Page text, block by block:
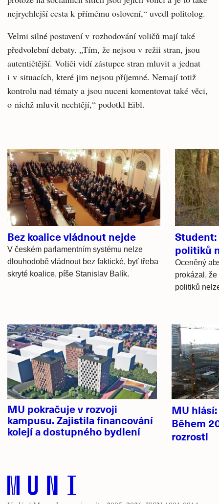
nejrychlejší cesta k přímému oslovení,“ uvedl politolog.
Velmi silné postavení v rozhodování voličů mají také
předvolební debaty. „Tím, že nejsou v režii stran, jsou
autentičtější. Voliči vidí zástupce stran mluvit a jednat
i v situacích, které jim nejsou příjemné. Nemají totiž
kontrolu nad tématy a jsou nuceni komentovat také věci,
o nichž mluvit nechtějí,“ podotkl Eibl.
Související
články
Bez koalice vládnout nejde
V českém parlamentním systému nelze
dlouhodobě vládnout bez faktické, byť třeba
skryté koalice, píše Stanislav Balík.
Student:
politiků
Oceněný
prokázal,
politiků
Hlavní
novinky
MU pokračuje v rozvoji
kampusu. Zajistila financování
kolejí a dostupného bydlení
MU
Během
rozrostl